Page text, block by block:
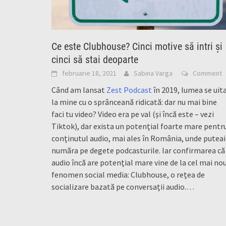
Ce este Clubhouse? Cinci motive să intri și
cinci să stai deoparte
februarie 18, 2021 Sabina Varga Comment
Când am lansat Zest Podcast în 2019, lumea se uita
la mine cu o sprânceană ridicată: dar nu mai bine
faci tu video? Video era pe val (și încă este – vezi
Tiktok), dar exista un potențial foarte mare
conținutul audio, mai ales în România, unde puteai
număra pe degete podcasturile. Iar confirmarea că
audio încă are potențial mare vine de la cel mai nou
fenomen social media: Clubhouse, o rețea de
socializare bazată pe conversații audio.…